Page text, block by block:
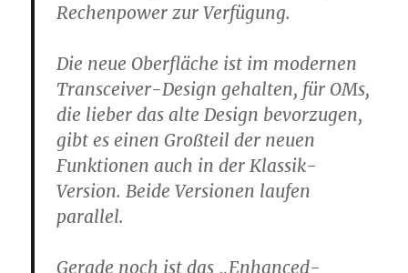
Rechenpower zur Verfügung.
Die neue Oberfläche ist im modernen
Transceiver-Design gehalten, für OMs,
die lieber das alte Design bevorzugen,
gibt es einen Großteil der neuen
Funktionen auch in der Klassik-
Version. Beide Versionen laufen
parallel.
Gerade noch ist das „Enhanced-